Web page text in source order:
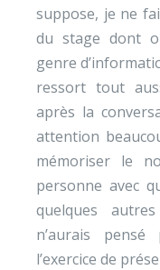
suppose, je ne
du stage dont
genre
ressort tout
après la
attention
mémoriser le
personne avec
quelques
n’aurais
l’exercice de